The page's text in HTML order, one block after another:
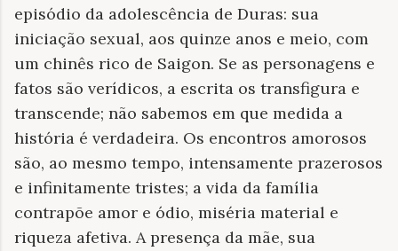
episódio da adolescência de Duras: sua
iniciação sexual, aos quinze anos e meio, com
um chinês rico de Saigon. Se as personagens e
fatos são verídicos, a escrita os transfigura e
transcende; não sabemos em que medida a
história é verdadeira. Os encontros amorosos
são, ao mesmo tempo, intensamente prazerosos
e infinitamente tristes; a vida da família
contrapõe amor e ódio, miséria material e
riqueza afetiva. A presença da mãe, sua